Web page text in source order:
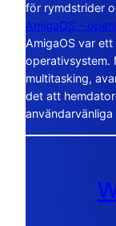
för rymdstrider
AmigaOS –
AmigaOS var
operativsystem.
multitasking,
det att